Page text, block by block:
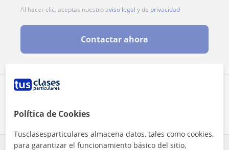
Comparte a este profesor
Al hacer clic, aceptas nuestroaviso legal y de privacidad
Contactar ahora
Política de Cookies
Tusclasesparticulares almacena datos, tales como cookies,
para garantizar el funcionamiento básico del sitio,